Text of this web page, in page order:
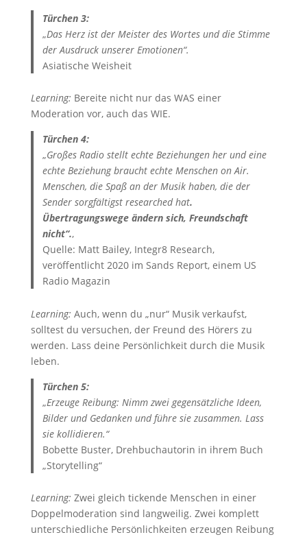
Türchen 3:
„Das Herz ist der Meister des Wortes und die Stimme
der Ausdruck unserer Emotionen“.
Asiatische Weisheit
Learning: Bereite nicht nur das WAS einer
Moderation vor, auch das WIE.
Türchen 4:
„Großes Radio stellt echte Beziehungen her und eine
echte Beziehung braucht echte Menschen on Air.
Menschen, die Spaß an der Musik haben, die der
Sender sorgfältigst researched hat.
Übertragungswege ändern sich, Freundschaft
nicht“.‚
Quelle: Matt Bailey, Integr8 Research,
veröffentlicht 2020 im Sands Report, einem US
Radio Magazin
Learning: Auch, wenn du „nur“ Musik verkaufst,
solltest du versuchen, der Freund des Hörers zu
werden. Lass deine Persönlichkeit durch die Musik
leben.
Türchen 5:
„Erzeuge Reibung: Nimm zwei gegensätzliche Ideen,
Bilder und Gedanken und führe sie zusammen. Lass
sie kollidieren.“
Bobette Buster, Drehbuchautorin in ihrem Buch
„Storytelling“
Learning: Zwei gleich tickende Menschen in einer
Doppelmoderation sind langweilig. Zwei komplett
unterschiedliche Persönlichkeiten erzeugen Reibung